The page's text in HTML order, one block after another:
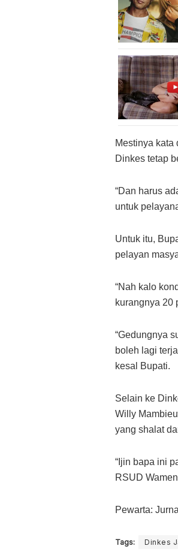
Mestinya
Dinkes tetap
“Dan harus
untuk
Untuk itu,
pelayan
“Nah kalo
kurangnya 20
“Gedungnya
boleh lagi
kesal Bupati.
Selain ke
Willy
yang shalat
“Ijin bapa ini
RSUD
Pewarta:
Tags: Dinkes